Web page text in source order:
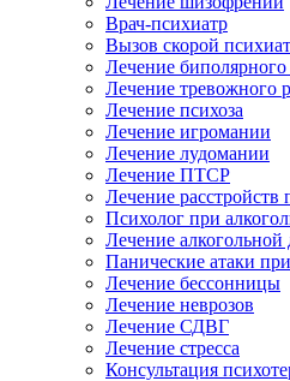
Врач-психиатр
Вызов скорой
Лечение биполярного
Лечение тревожного
Лечение психоза
Лечение игромании
Лечение лудомании
Лечение ПТСР
Лечение
Психолог при
Лечение алкогольной
Панические атаки
Лечение бессонницы
Лечение неврозов
Лечение СДВГ
Лечение стресса
Консультация